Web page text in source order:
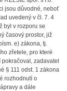
jsou důvodné, neboť
uvedený v čl. 7. 4
byl v rozporu se
časový prostor, již
e) zákona, tj.
zřetele, pro které
zadavatel
§ 111 odst. 1 zákona
rozhodnutí o
a dále